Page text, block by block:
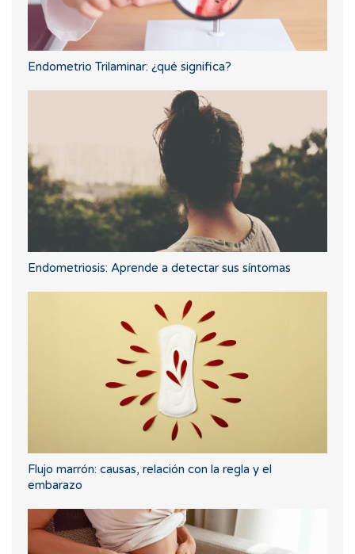
Endometrio Trilaminar: ¿qué significa?
Endometriosis: Aprende a detectar sus síntomas
Flujo marrón: causas, relación con la regla y el
embarazo